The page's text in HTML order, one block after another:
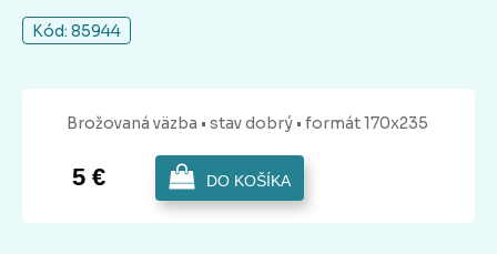
Kód: 85944
Brožovaná väzba • stav dobrý • formát 170x235
5 € DO KOŠÍKA